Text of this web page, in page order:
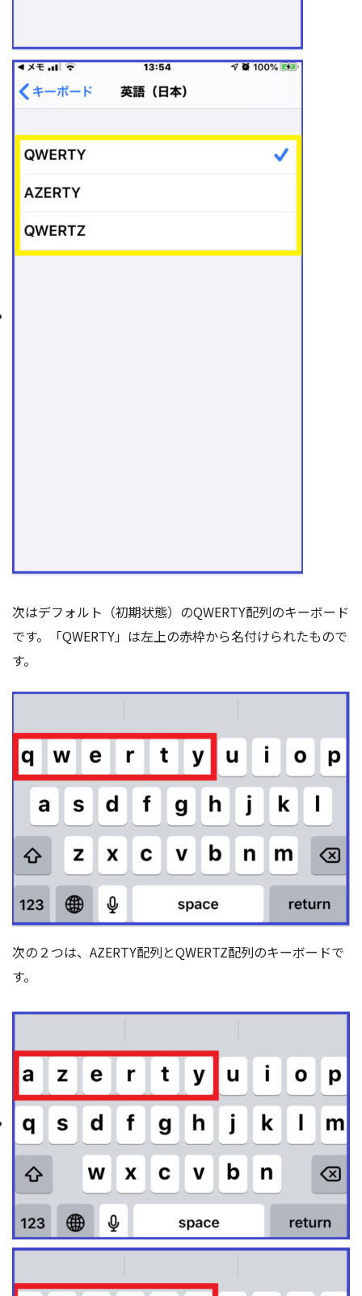
次はデフォルト（初期状態）のQWERTY配列のキーボード
です。「QWERTY」は左上の赤枠から名付けられたもので
す。
次の２つは、AZERTY配列とQWERTZ配列のキーボードで
す。